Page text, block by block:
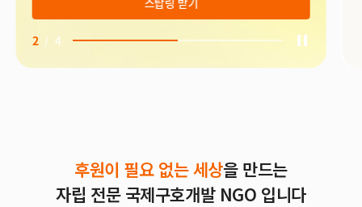
3/4
후원이 필요 없는 세상을 만드는
자립 전문 국제구호개발 NGO 입니다